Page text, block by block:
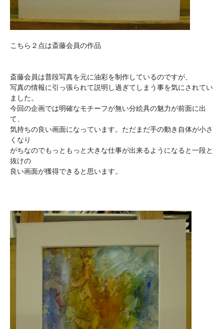
こちら２点は斎藤会員の作品
斎藤会員は普段写真を元に油彩を制作しているのですが、
写真の情報に引っ張られて説明し過ぎてしまう事を気にされてい
ました。
今回の企画では明確なモチーフが無い分絵具の魅力が前面に出
て、
気持ちの良い画面になっています。ただまだ手の動き自体が小さ
くなり
がちなのでもっともっと大きな仕事が出来るようになると一段と
抜けの
良い画面が獲得できると思います。